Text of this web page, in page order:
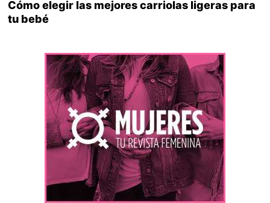
Cómo elegir las mejores carriolas ligeras para
tu bebé